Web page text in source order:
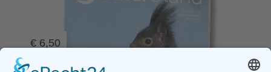
€ 6,50